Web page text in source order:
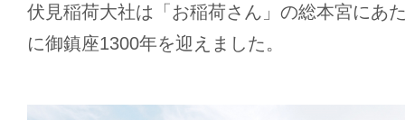
伏見稲荷大社は「お稲荷さん」の総本宮にあ
に御鎮座1300年を迎えました。